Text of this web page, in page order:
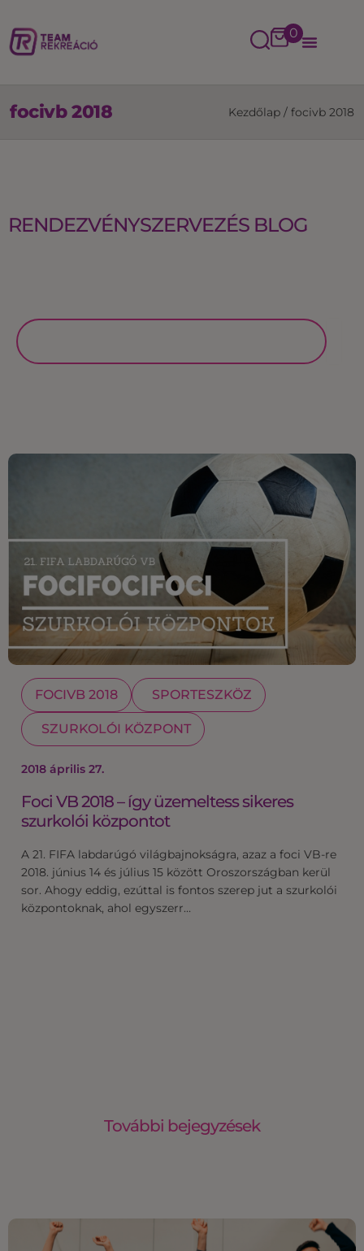
0
focivb 2018 Kezdőlap / focivb 2018
RENDEZVÉNYSZERVEZÉS BLOG
FOCIVB 2018 SPORTESZKÖZ
SZURKOLÓI KÖZPONT
2018 április 27.
Foci VB 2018 – így üzemeltess sikeres
szurkolói központot
A 21. FIFA labdarúgó világbajnokságra, azaz a foci VB-re
2018. június 14 és július 15 között Oroszországban kerül
sor. Ahogy eddig, ezúttal is fontos szerep jut a szurkolói
központoknak, ahol egyszerr…
További bejegyzések